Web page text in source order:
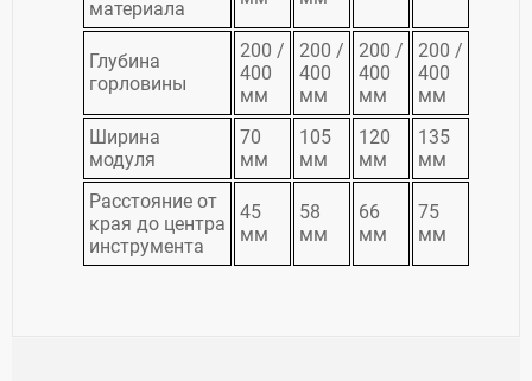
материала
Глубина
горловины
200 /
400
мм
200 /
400
мм
200 /
400
мм
200 /
400
мм
Ширина
модуля
70
мм
105
мм
120
мм
135
мм
Расстояние от
края до центра
инструмента
45
мм
58
мм
66
мм
75
мм